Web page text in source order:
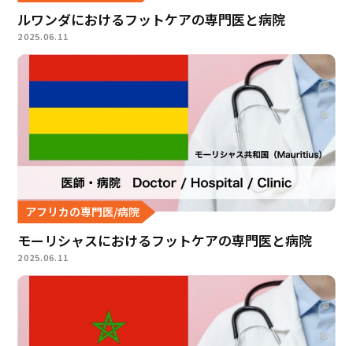
ルワンダにおけるフットケアの専門医と病院
2025.06.11
アフリカの専門医/病院
モーリシャスにおけるフットケアの専門医と病院
2025.06.11